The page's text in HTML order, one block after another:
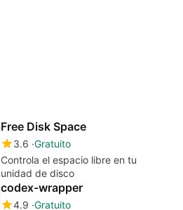
Free Disk Space
3.6 Gratuito
Controla el espacio libre en tu
unidad de disco
codex-wrapper
4.9 Gratuito